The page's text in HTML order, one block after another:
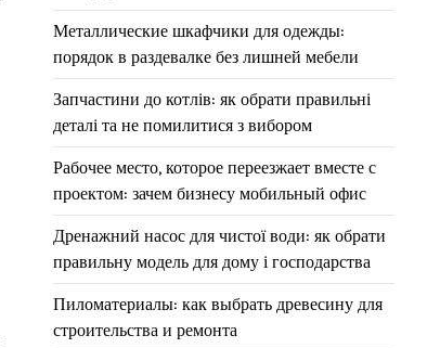
Металлические шкафчики для одежды:
порядок в раздевалке без лишней мебели
Запчастини до котлів: як обрати правильні
деталі та не помилитися з вибором
Рабочее место, которое переезжает вместе с
проектом: зачем бизнесу мобильный офис
Дренажний насос для чистої води: як обрати
правильну модель для дому і господарства
Пиломатериалы: как выбрать древесину для
строительства и ремонта